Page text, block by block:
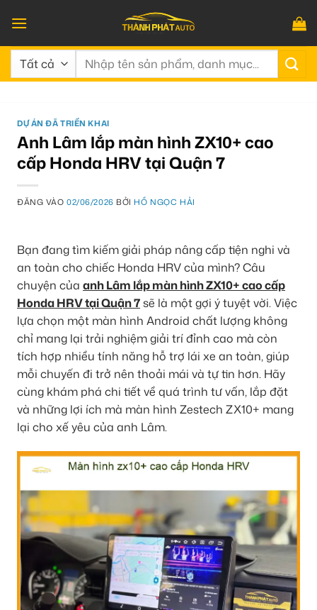
qua
nội
dung
Tìm
DỰ ÁN ĐÃ TRIỂN KHAI
Anh Lâm lắp màn hình ZX10+ cao
cấp Honda HRV tại Quận 7
ĐĂNG VÀO02/06/2026 BỞI HỒ NGỌC HẢI
Bạn đang tìm kiếm giải pháp nâng cấp tiện nghi và
an toàn cho chiếc Honda HRV của mình? Câu
chuyện của anh Lâm lắp màn hình ZX10+ cao cấp
Honda HRV tại Quận 7sẽ là một gợi ý tuyệt vời. Việc
lựa chọn một màn hình Android chất lượng không
chỉ mang lại trải nghiệm giải trí đỉnh cao mà còn
tích hợp nhiều tính năng hỗ trợ lái xe an toàn, giúp
mỗi chuyến đi trở nên thoải mái và tự tin hơn. Hãy
cùng khám phá chi tiết về quá trình tư vấn, lắp đặt
và những lợi ích mà màn hình Zestech ZX10+ mang
lại cho xế yêu của anh Lâm.